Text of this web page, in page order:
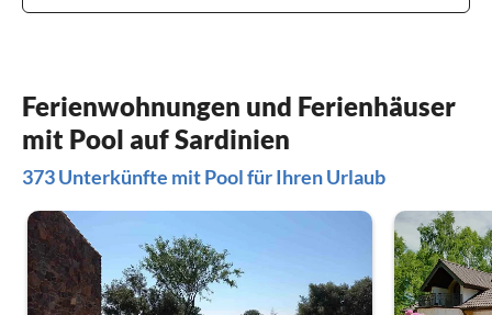
Ferienwohnungen und Ferienhäuser
mit Pool auf Sardinien
373 Unterkünfte mit Pool für Ihren Urlaub